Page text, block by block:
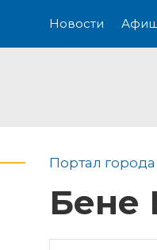
Новости
Портал города
Бене